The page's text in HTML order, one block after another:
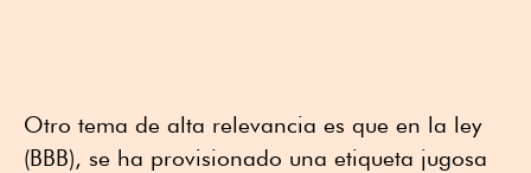
Otro tema de alta relevancia es que en la ley
(BBB), se ha provisionado una etiqueta jugosa